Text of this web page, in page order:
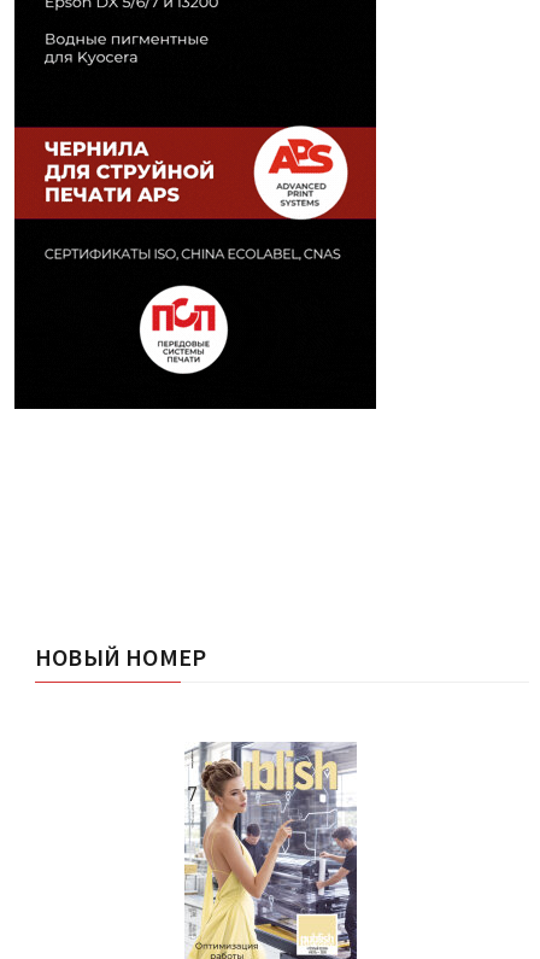
НОВЫЙ НОМЕР